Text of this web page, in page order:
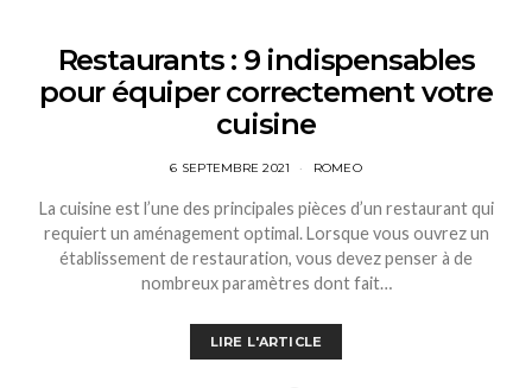
Restaurants : 9 indispensables
pour équiper correctement votre
cuisine
6 SEPTEMBRE 2021 ROMEO
La cuisine est l’une des principales pièces d’un restaurant qui
requiert un aménagement optimal. Lorsque vous ouvrez un
établissement de restauration, vous devez penser à de
nombreux paramètres dont fait…
LIRE L'ARTICLE